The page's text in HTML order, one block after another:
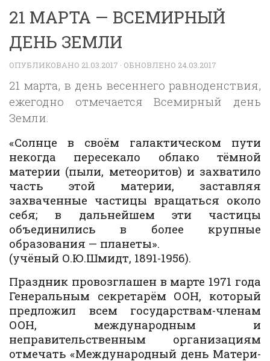
21 МАРТА — ВСЕМИРНЫЙ
ДЕНЬ ЗЕМЛИ
ОПУБЛИКОВАНО 21.03.2017 · ОБНОВЛЕНО 24.03.2017
21 марта, в день весеннего равноденствия,
ежегодно отмечается Всемирный день
Земли.
«Солнце в своём галактическом пути
некогда пересекало облако тёмной
материи (пыли, метеоритов) и захватило
часть этой материи, заставляя
захваченные частицы вращаться около
себя; в дальнейшем эти частицы
объединились в более крупные
образования — планеты».
(учёный О.Ю.Шмидт, 1891-1956).
Праздник провозглашен в марте 1971 года
Генеральным секретарём ООН, который
предложил всем государствам-членам
ООН, международным и
неправительственным организациям
отмечать «Международный день Матери-